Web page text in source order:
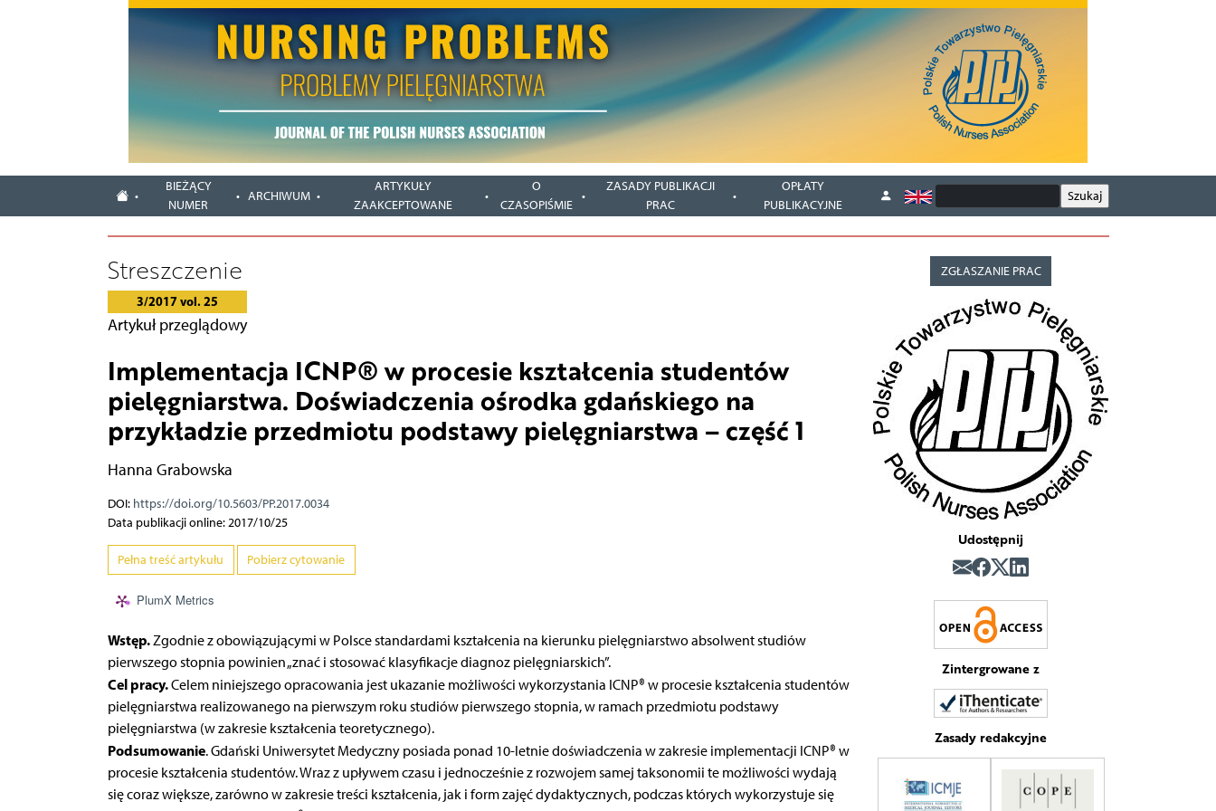
BIEŻĄCY
NUMER
ARCHIWUM
ARTYKUŁY
ZAAKCEPTOWANE
O
CZASOPIŚMIE
ZASADY PUBLIKACJI
PRAC
OPŁATY
PUBLIKACYJNE
Streszczenie
3/2017 vol. 25
Artykuł przeglądowy
Implementacja ICNP® w procesie kształcenia studentów
pielęgniarstwa. Doświadczenia ośrodka gdańskiego na
przykładzie przedmiotu podstawy pielęgniarstwa – część 1
Hanna Grabowska
DOI: https://doi.org/10.5603/PP.2017.0034
Data publikacji online: 2017/10/25
Pełna treść artykułu Pobierz cytowanie
PlumX Metrics
Wstęp.Zgodnie z obowiązującymi w Polsce standardami kształcenia na kierunku pielęgniarstwo absolwent studiów
pierwszego stopnia powinien „znać i stosować klasyfikacje diagnoz pielęgniarskich”.
Cel pracy.Celem niniejszego opracowania jest ukazanie możliwości wykorzystania ICNP® w procesie kształcenia studentów
pielęgniarstwa realizowanego na pierwszym roku studiów pierwszego stopnia, w ramach przedmiotu podstawy
pielęgniarstwa (w zakresie kształcenia teoretycznego).
Podsumowanie. Gdański Uniwersytet Medyczny posiada ponad 10-letnie doświadczenia w zakresie implementacji ICNP® w
procesie kształcenia studentów. Wraz z upływem czasu i jednocześnie z rozwojem samej taksonomii te możliwości wydają
się coraz większe, zarówno w zakresie treści kształcenia, jak i form zajęć dydaktycznych, podczas których wykorzystuje się
ZGŁASZANIE PRAC
Udostępnij
Zintergrowane z
Zasady redakcyjne